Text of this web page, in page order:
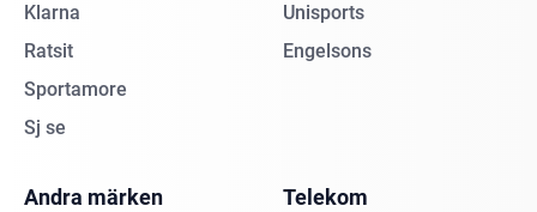
Klarna
Ratsit
Sportamore
Sj se
Unisports
Engelsons
Andra märken Telekom